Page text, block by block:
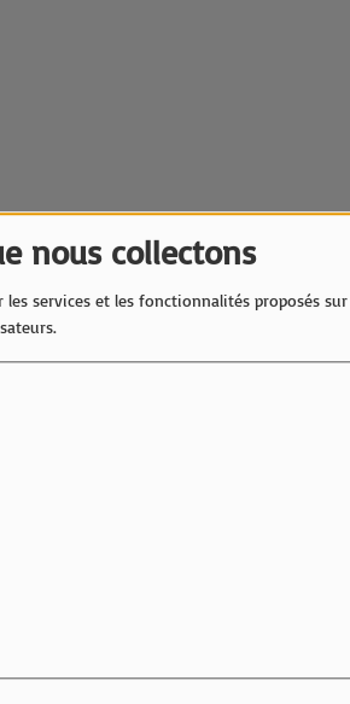
nous collectons
services et les fonctionnalités proposés